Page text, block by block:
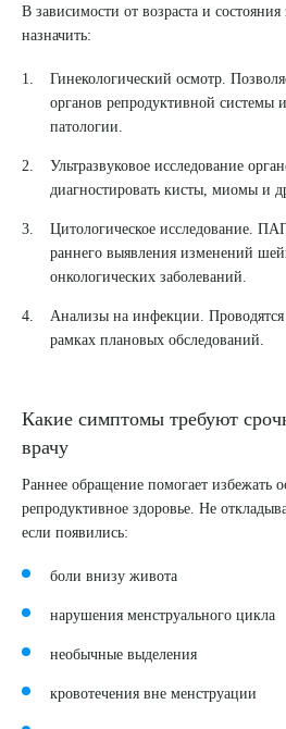
В зависимости от возраста и
назначить:
Гинекологический осмотр.
органов репродуктивной системы
патологии.
Ультразвуковое исследование
диагностировать кисты, миомы и
Цитологическое исследование.
раннего выявления изменений
онкологических заболеваний.
Анализы на инфекции.
рамках плановых обследований.
Какие симптомы требуют
врачу
Раннее обращение помогает избежать
репродуктивное здоровье. Не
если появились:
боли внизу живота
нарушения менструального цикла
необычные выделения
кровотечения вне менструации